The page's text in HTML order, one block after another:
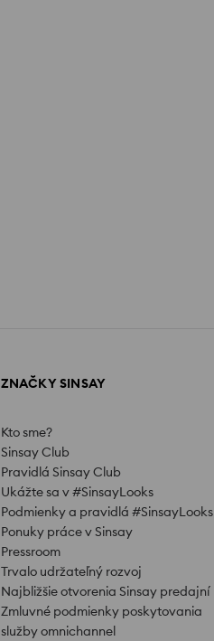
ZNAČKY SINSAY
Kto sme?
Sinsay Club
Pravidlá Sinsay Club
Ukážte sa v #SinsayLooks
Podmienky a pravidlá #SinsayLooks
Ponuky práce v Sinsay
Pressroom
Trvalo udržateľný rozvoj
Najbližšie otvorenia Sinsay predajní
Zmluvné podmienky poskytovania
služby omnichannel